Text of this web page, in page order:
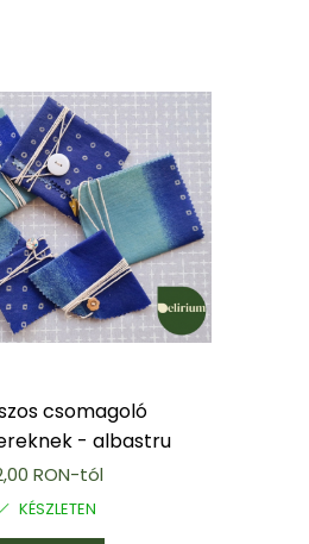
csomagoló
- albastru
RON-tól
KÉSZLETEN